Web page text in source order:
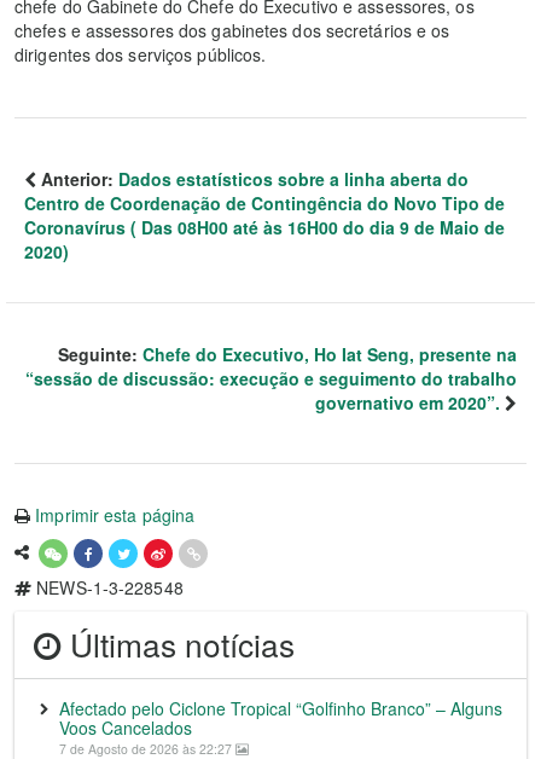
chefe do Gabinete do Chefe do Executivo e assessores, os
chefes e assessores dos gabinetes dos secretários e os
dirigentes dos serviços públicos.
Anterior: Dados estatísticos sobre a linha aberta do
Centro de Coordenação de Contingência do Novo Tipo de
Coronavírus ( Das 08H00 até às 16H00 do dia 9 de Maio de
2020)
Seguinte: Chefe do Executivo, Ho Iat Seng, presente na
“sessão de discussão: execução e seguimento do trabalho
governativo em 2020”.
Imprimir esta página
NEWS-1-3-228548
Últimas notícias
Afectado pelo Ciclone Tropical “Golfinho Branco” – Alguns
Voos Cancelados
7 de Agosto de 2026 às 22:27